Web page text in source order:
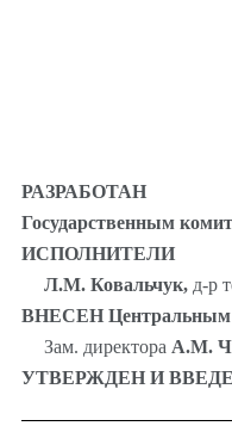
РАЗРАБОТАН
Государственным
ИСПОЛНИТЕЛИ
Л.М. Ковальчук, д-р
ВНЕСЕН Центральным
Зам. директора А.М.
УТВЕРЖДЕН И ВВЕДЕН В